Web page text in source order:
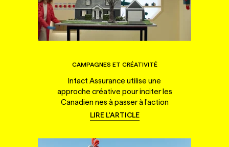
CAMPAGNES ET CRÉATIVITÉ
Intact Assurance utilise une
approche créative pour inciter les
Canadien·nes à passer à l'action
LIRE L'ARTICLE